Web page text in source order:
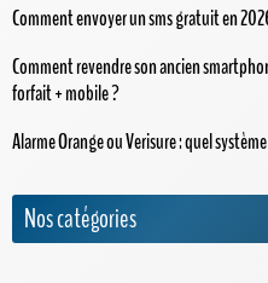
Comment envoyer un sms gratuit en
Comment revendre son ancien
forfait + mobile ?
Alarme Orange ou Verisure : quel
Nos catégories